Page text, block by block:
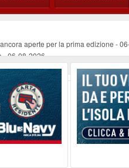
aperte per la prima edizione -
-06-08-2026
il conducente-06-08-2026
in occasione del Santo Patrono
il programma della prima serata-